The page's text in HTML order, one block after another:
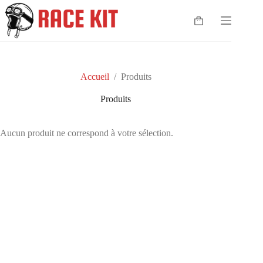
Passer
au
contenu
Panier
Accueil / Produits
Produits
Aucun produit ne correspond à votre sélection.